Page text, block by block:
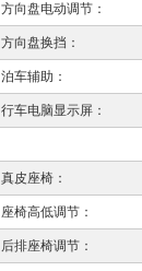
方向盘电动调节：
方向盘换挡：
泊车辅助：
行车电脑显示屏：
真皮座椅：
座椅高低调节：
后排座椅调节：